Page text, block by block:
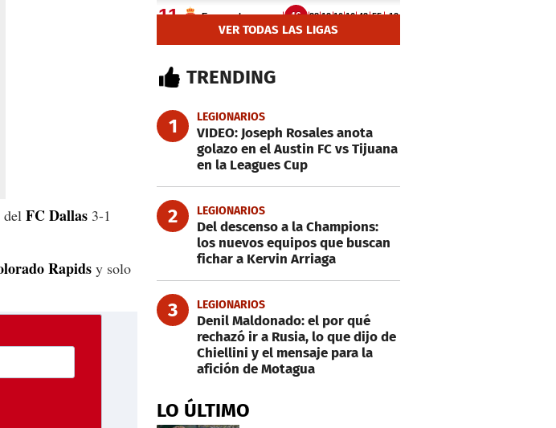
del FC Dallas 3-1
Rapids y solo
VER TODAS LAS LIGAS
TRENDING
1 LEGIONARIOS
VIDEO: Joseph Rosales anota
golazo en el Austin FC vs Tijuana
en la Leagues Cup
2 LEGIONARIOS
Del descenso a la Champions:
los nuevos equipos que buscan
fichar a Kervin Arriaga
3 LEGIONARIOS
Denil Maldonado: el por qué
rechazó ir a Rusia, lo que dijo de
Chiellini y el mensaje para la
afición de Motagua
LO ÚLTIMO